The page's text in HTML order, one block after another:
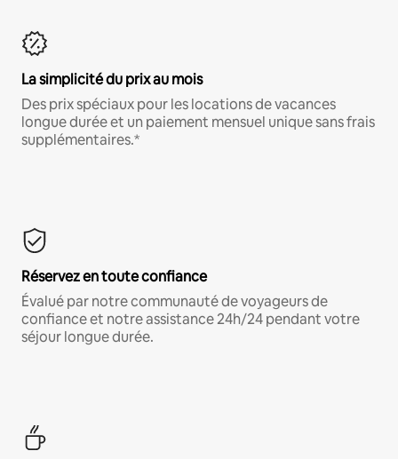
La simplicité du prix au mois
Des prix spéciaux pour les locations de vacances
longue durée et un paiement mensuel unique sans frais
supplémentaires.*
Réservez en toute confiance
Évalué par notre communauté de voyageurs de
confiance et notre assistance 24h/24 pendant votre
séjour longue durée.